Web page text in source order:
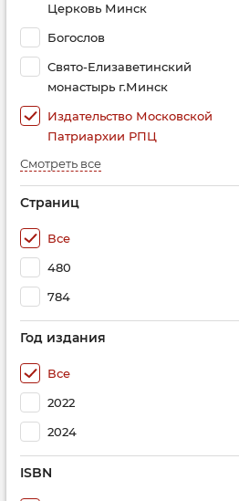
Церковь Минск
Богослов
Свято-Елизаветинский
монастырь г.Минск
Издательство Московской
Патриархии РПЦ
Смотреть все
Страниц
Все
480
784
Год издания
Все
2022
2024
ISBN